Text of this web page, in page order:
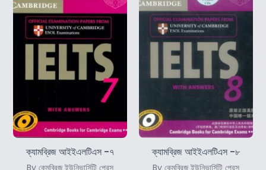
ক্যামব্রিজ আইইএলটিএস -৭ ক্যামব্রিজ আইইএলটিএস -৮